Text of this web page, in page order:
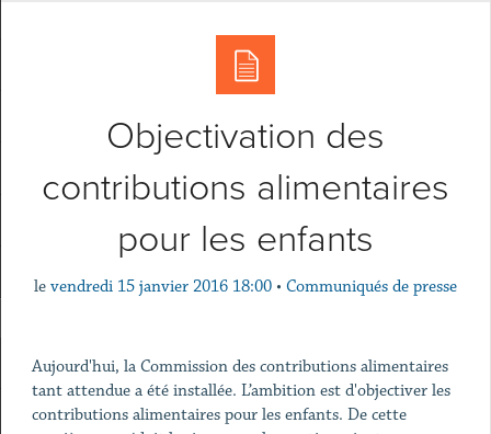
Objectivation des
contributions alimentaires
pour les enfants
le vendredi 15 janvier 2016 18:00 • Communiqués de presse
Aujourd'hui, la Commission des contributions alimentaires
tant attendue a été installée. L’ambition est d'objectiver les
contributions alimentaires pour les enfants. De cette